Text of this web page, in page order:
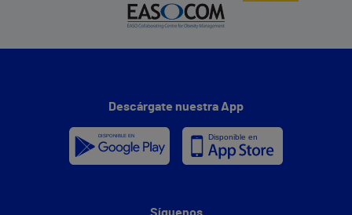
Descárgate nuestra App
Síguenos